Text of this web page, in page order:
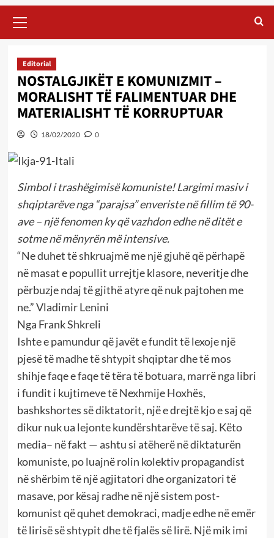
Menu
Editorial
NOSTALGJIKËT E KOMUNIZMIT –
MORALISHT TË FALIMENTUAR DHE
MATERIALISHT TË KORRUPTUAR
18/02/2020 0
Simbol i trashëgimisë komuniste! Largimi masiv i
shqiptarëve nga “parajsa” enveriste në fillim të 90-
ave – një fenomen ky që vazhdon edhe në ditët e
sotme në mënyrën më intensive.
“Ne duhet të shkruajmë me një gjuhë që përhapë
në masat e popullit urrejtje klasore, neveritje dhe
përbuzje ndaj të gjithë atyre që nuk pajtohen me
ne.” Vladimir Lenini
Nga Frank Shkreli
Ishte e pamundur që javët e fundit të lexoje një
pjesë të madhe të shtypit shqiptar dhe të mos
shihje faqe e faqe të tëra të botuara, marrë nga libri
i fundit i kujtimeve të Nexhmije Hoxhës,
bashkshortes së diktatorit, një e drejtë kjo e saj që
dikur nuk ua lejonte kundërshtarëve të saj. Këto
media– në fakt — ashtu si atëherë në diktaturën
komuniste, po luajnë rolin kolektiv propagandist
në shërbim të një agjitatori dhe organizatori të
masave, por kësaj radhe në një sistem post-
komunist që quhet demokraci, madje edhe në emër
të lirisë së shtypit dhe të fjalës së lirë. Një mik imi